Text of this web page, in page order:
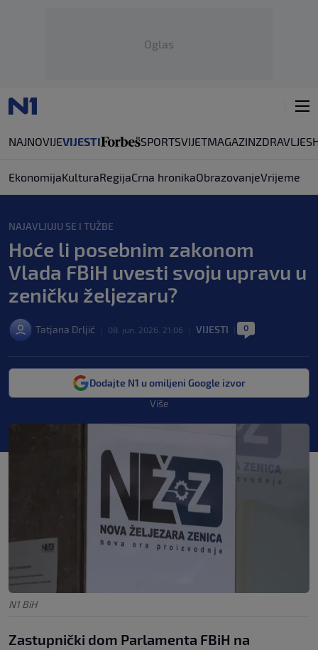
Oglas
NAJNOVIJEVIJESTI SPORTSVIJETMAGAZINZDRAVLJE
EkonomijaKulturaRegijaCrna hronikaObrazovanjeVrijeme
NAJAVLJUJU SE I TUŽBE
Hoće li posebnim zakonom
Vlada FBiH uvesti svoju upravu u
zeničku željezaru?
Tatjana Drljić 08. jun. 2026. 21:06 VIJESTI 0
Dodajte N1 u omiljeni Google izvor
Više
N1 BiH
Zastupnički dom Parlamenta FBiH na